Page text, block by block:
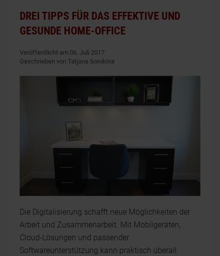
DREI TIPPS FÜR DAS EFFEKTIVE UND
GESUNDE HOME-OFFICE
Veröffentlicht am 06. Juli 2017
Geschrieben von Tatjana Sorokina
Die Digitalisierung schafft neue Möglichkeiten der
Arbeit und Zusammenarbeit. Mit Mobilgeräten,
Cloud-Lösungen und passender
Softwareunterstützung kann praktisch überall